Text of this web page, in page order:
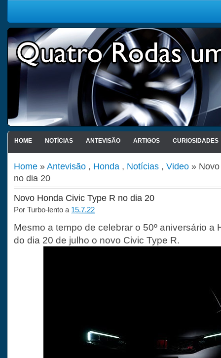
HOME NOTÍCIAS ANTEVISÃO ARTIGOS CURIOSIDADES
Home »Antevisão , Honda , Notícias , Video »
no dia 20
Novo Honda Civic Type R no dia 20
Por Turbo-lento a 15.7.22
Mesmo a tempo de celebrar o 50º aniversário a
do dia 20 de julho o novo Civic Type R.